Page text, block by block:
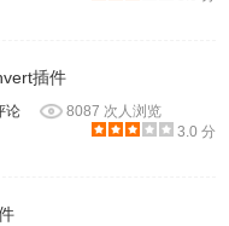
插件
论
8087 次人浏览
3.0 分